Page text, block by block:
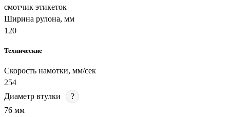
смотчик этикеток
Ширина рулона, мм
120
Технические
Скорость намотки, мм/сек
254
Диаметр втулки
?
76 мм